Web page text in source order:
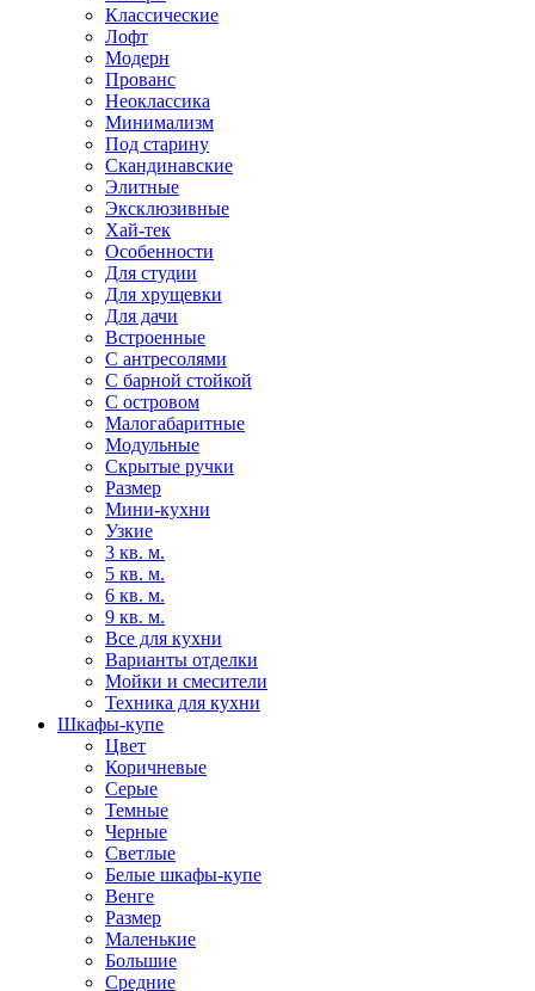
Классические
Лофт
Модерн
Прованс
Неоклассика
Минимализм
Под старину
Скандинавские
Элитные
Эксклюзивные
Хай-тек
Особенности
Для студии
Для хрущевки
Для дачи
Встроенные
С антресолями
С барной стойкой
С островом
Малогабаритные
Модульные
Скрытые ручки
Размер
Мини-кухни
Узкие
3 кв. м.
5 кв. м.
6 кв. м.
9 кв. м.
Все для кухни
Варианты отделки
Мойки и смесители
Техника для кухни
Шкафы-купе
Цвет
Коричневые
Серые
Темные
Черные
Светлые
Белые шкафы-купе
Венге
Размер
Маленькие
Большие
Средние